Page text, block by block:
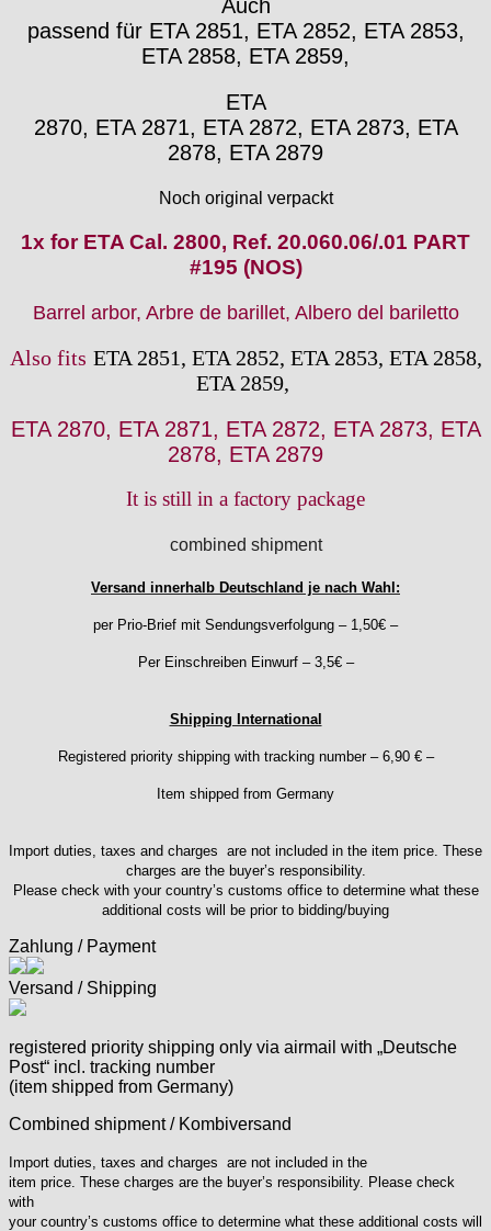
ESA - ETA
FE "France Ebauches"
GUB "Glashütter Uhrenbetrieb"
Helvetia
Index
KF Grana
Kienzle
ORC
Peseux
RL „Ronda"
Tissot
Unitas
Auch
passend für ETA 2851, ETA 2852, ETA 2853,
ETA 2858, ETA 2859,
ETA
2870, ETA 2871, ETA 2872, ETA 2873, ETA
2878, ETA 2879
Noch original verpackt
1x for ETA Cal. 2800, Ref. 20.060.06/.01 PART
#195 (NOS)
Barrel arbor, Arbre de barillet, Albero del bariletto
Also fits ETA 2851, ETA 2852, ETA 2853, ETA 2858,
ETA 2859,
ETA 2870, ETA 2871, ETA 2872, ETA 2873, ETA
2878, ETA 2879
It is still in a factory package
combined shipment
Versand innerhalb Deutschland je nach Wahl:
per Prio-Brief mit Sendungsverfolgung – 1,50€ –
Per Einschreiben Einwurf – 3,5€ –
Shipping International
Registered priority shipping with tracking number – 6,90 € –
Item shipped from Germany
Import duties, taxes and charges are not included in the item price. These
charges are the buyer’s responsibility.
Please check with your country’s customs office to determine what these
additional costs will be prior to bidding/buying
Zahlung / Payment
Versand / Shipping
registered priority shipping only via airmail with „Deutsche
Post“ incl. tracking number
(item shipped from Germany)
Combined shipment / Kombiversand
Import duties, taxes and charges are not included in the
item price. These charges are the buyer’s responsibility. Please check
with
your country’s customs office to determine what these additional costs will